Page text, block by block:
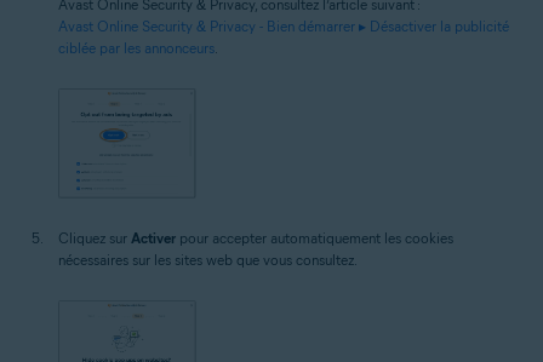
Avast Online Security & Privacy, consultez l’article suivant :
Avast Online Security & Privacy - Bien démarrer ▸ Désactiver la publicité
ciblée par les annonceurs
Cliquez sur Activer pour accepter automatiquement les cookies
nécessaires sur les sites web que vous consultez.